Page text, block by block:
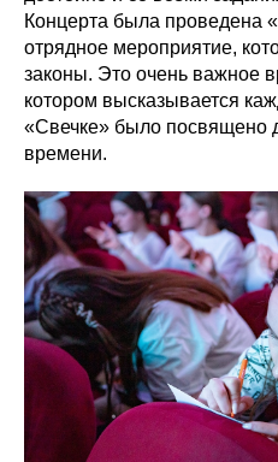
Концерта была проведена
отрядное мероприятие,
законы. Это очень важное
котором высказывается
«Свечке» было посвящено
времени.